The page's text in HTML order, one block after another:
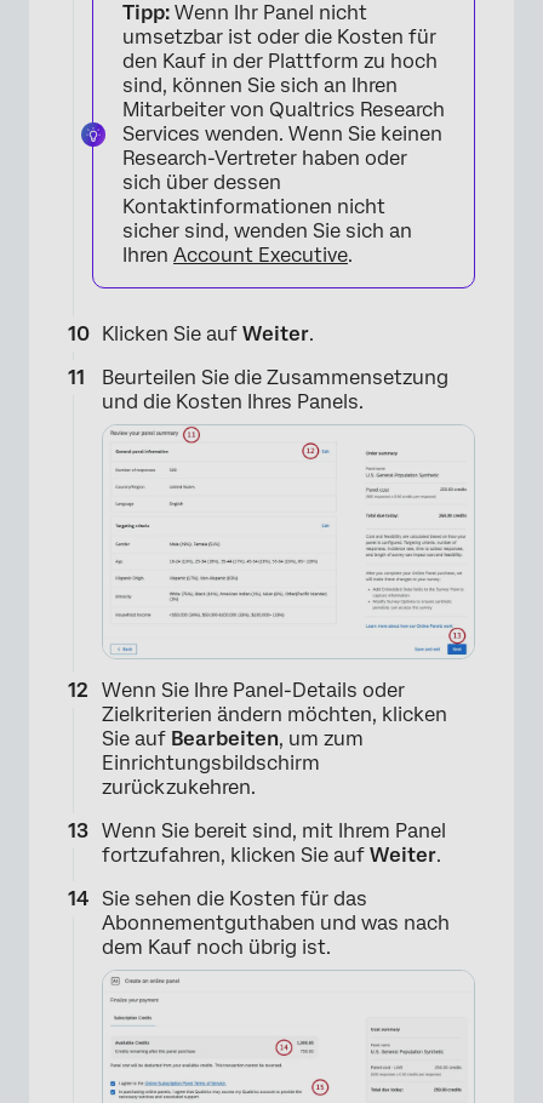
×
Tipp: Wenn Ihr Panel nicht
umsetzbar ist oder die Kosten für
den Kauf in der Plattform zu hoch
sind, können Sie sich an Ihren
Mitarbeiter von Qualtrics Research
Services wenden. Wenn Sie keinen
Research-Vertreter haben oder
sich über dessen
Kontaktinformationen nicht
sicher sind, wenden Sie sich an
Ihren Account Executive.
Klicken Sie auf Weiter.
Beurteilen Sie die Zusammensetzung
und die Kosten Ihres Panels.
Wenn Sie Ihre Panel-Details oder
Zielkriterien ändern möchten, klicken
Sie auf Bearbeiten, um zum
Einrichtungsbildschirm
zurückzukehren.
Wenn Sie bereit sind, mit Ihrem Panel
fortzufahren, klicken Sie auf Weiter.
Sie sehen die Kosten für das
Abonnementguthaben und was nach
dem Kauf noch übrig ist.